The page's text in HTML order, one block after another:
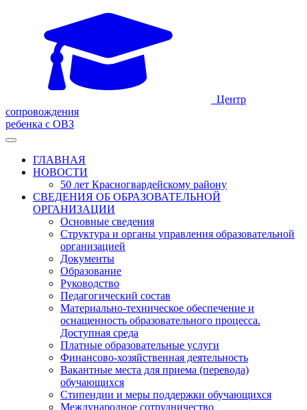
Центр
сопровождения
ребенка с ОВЗ
ГЛАВНАЯ
НОВОСТИ
50 лет Красногвардейскому району
СВЕДЕНИЯ ОБ ОБРАЗОВАТЕЛЬНОЙ
ОРГАНИЗАЦИИ
Основные сведения
Структура и органы управления образовательной
организацией
Документы
Образование
Руководство
Педагогический состав
Материально-техническое обеспечение и
оснащенность образовательного процесса.
Доступная среда
Платные образовательные услуги
Финансово-хозяйственная деятельность
Вакантные места для приема (перевода)
обучающихся
Стипендии и меры поддержки обучающихся
Международное сотрудничество